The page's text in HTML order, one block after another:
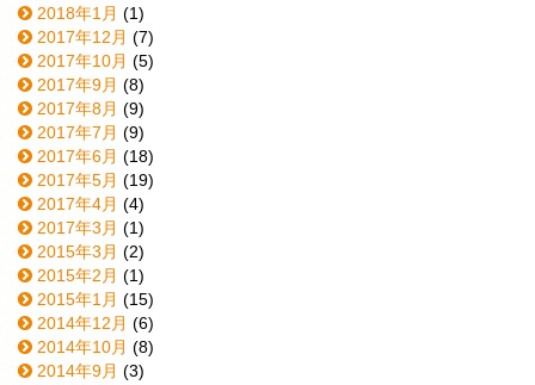
2018年1月 (1)
2017年12月 (7)
2017年10月 (5)
2017年9月 (8)
2017年8月 (9)
2017年7月 (9)
2017年6月 (18)
2017年5月 (19)
2017年4月 (4)
2017年3月 (1)
2015年3月 (2)
2015年2月 (1)
2015年1月 (15)
2014年12月 (6)
2014年10月 (8)
2014年9月 (3)